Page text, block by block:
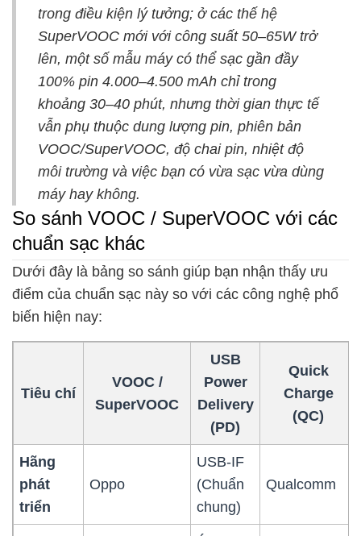
trong điều kiện lý tưởng; ở các thế hệ
SuperVOOC mới với công suất 50–65W trở
lên, một số mẫu máy có thể sạc gần đầy
100% pin 4.000–4.500 mAh chỉ trong
khoảng 30–40 phút, nhưng thời gian thực tế
vẫn phụ thuộc dung lượng pin, phiên bản
VOOC/SuperVOOC, độ chai pin, nhiệt độ
môi trường và việc bạn có vừa sạc vừa dùng
máy hay không.
So sánh VOOC / SuperVOOC với các
chuẩn sạc khác
Dưới đây là bảng so sánh giúp bạn nhận thấy ưu
điểm của chuẩn sạc này so với các công nghệ phổ
biến hiện nay:
Tiêu chí
VOOC /
SuperVOOC
USB
Power
Delivery
(PD)
Quick
Charge
(QC)
Hãng
phát
triển
Oppo
USB-IF
(Chuẩn
chung)
Qualcomm